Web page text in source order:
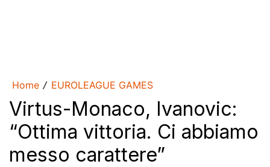
Home / EUROLEAGUE GAMES
Virtus-Monaco, Ivanovic:
“Ottima vittoria. Ci abbiamo
messo carattere”